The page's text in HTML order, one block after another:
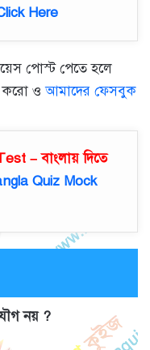
Here
পোস্ট পেতে হলে
করো ওআমাদের ফেসবুক
– বাংলায় দিতে
Quiz Mock
নয় ?